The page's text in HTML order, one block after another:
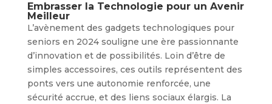
Embrasser la Technologie pour un Avenir
Meilleur
L’avènement des gadgets technologiques pour
seniors en 2024 souligne une ère passionnante
d’innovation et de possibilités. Loin d’être de
simples accessoires, ces outils représentent des
ponts vers une autonomie renforcée, une
sécurité accrue, et des liens sociaux élargis. La